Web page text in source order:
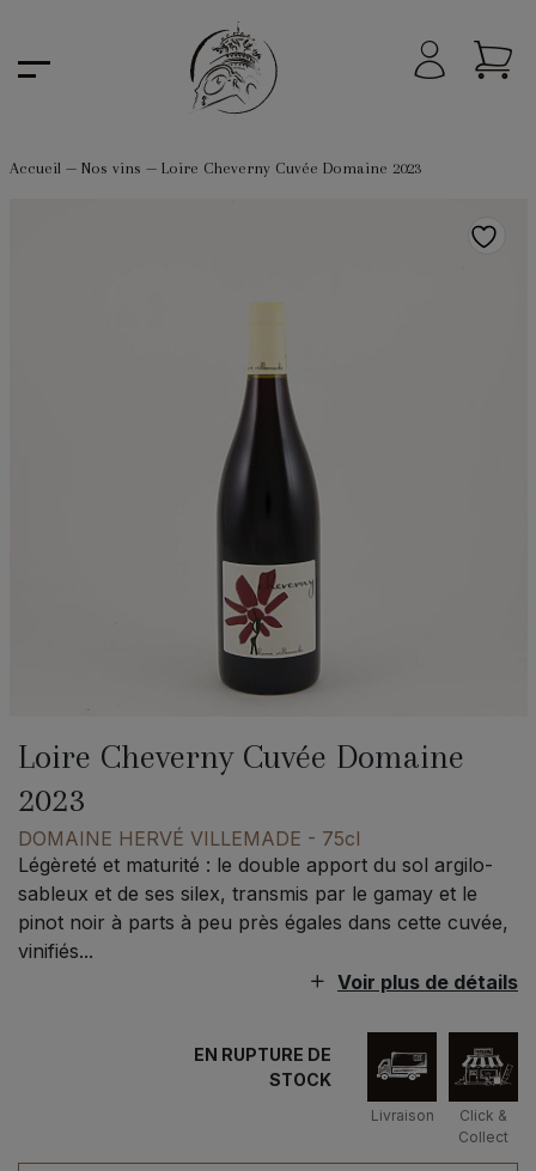
Accueil— Nos vins — Loire Cheverny Cuvée Domaine 2023
Loire Cheverny Cuvée Domaine
2023
DOMAINE HERVÉ VILLEMADE - 75cl
Légèreté et maturité : le double apport du sol argilo-
sableux et de ses silex, transmis par le gamay et le
pinot noir à parts à peu près égales dans cette cuvée,
vinifiés...
Voir plus de détails
EN RUPTURE DE
STOCK
Livraison
Click &
Collect